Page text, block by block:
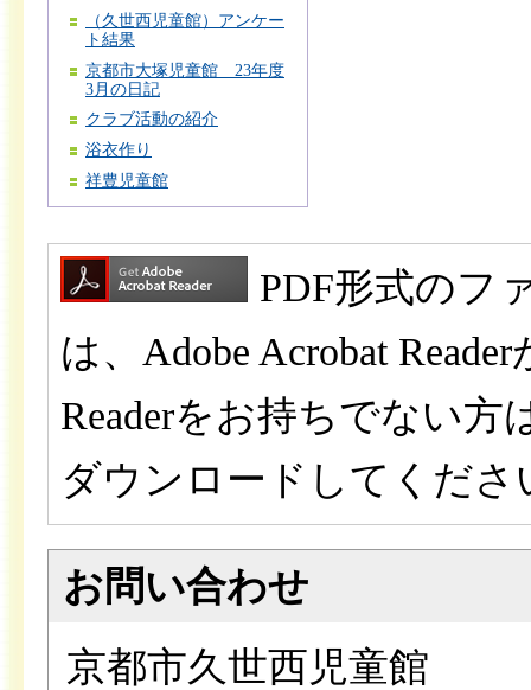
（久世西児童館）アンケー
ト結果
京都市大塚児童館 23年度
3月の日記
クラブ活動の紹介
浴衣作り
祥豊児童館
PDF形式のフ
は、Adobe Acrobat
Readerをお持ちでない
ダウンロードしてくださ
お問い合わせ
京都市久世西児童館